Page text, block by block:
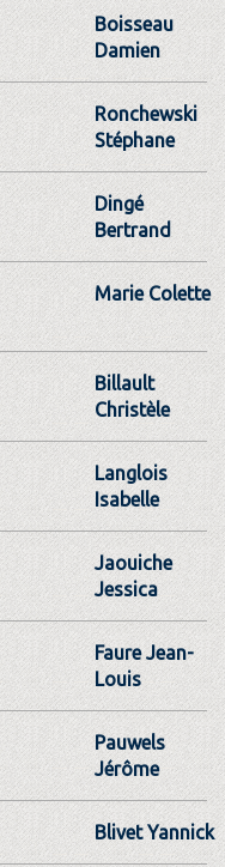
Boisseau
Damien
Ronchewski
Stéphane
Dingé
Bertrand
Marie Colette
Billault
Christèle
Langlois
Isabelle
Jaouiche
Jessica
Faure Jean-
Louis
Pauwels
Jérôme
Blivet Yannick